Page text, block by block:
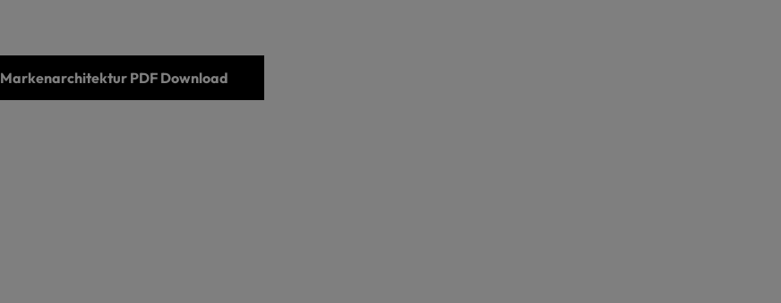
Markenarchitektur PDF Download